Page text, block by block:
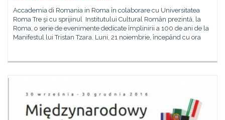
Accademia di Romania in Roma în colaborare cu Universitatea
Roma Tre şi cu sprijinul Institutului Cultural Român prezintă, la
Roma, o serie de evenimente dedicate împlinirii a 100 de ani de la
Manifestul lui Tristan Tzara. Luni, 21 noiembrie, începând cu ora